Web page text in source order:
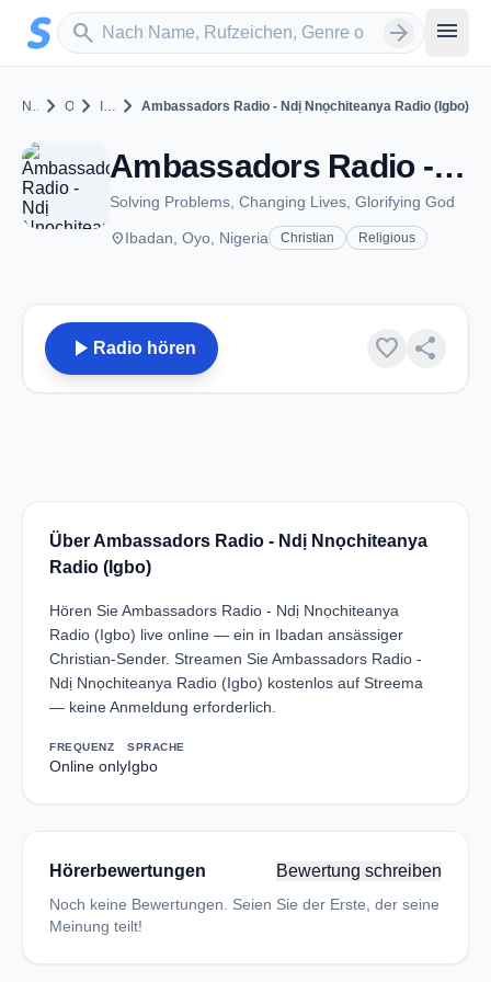
Zum Hauptinhalt springen
search
Sender suchen arrow_forward menu
Nigeriachevron_right Oyo
chevron_right Ibadan chevron_right Ambassadors Radio - Ndị Nnọchiteanya Radio (Igbo)
Ambassadors Radio - Ndị Nnọchiteanya Radio (Igbo) - Ibadan
Solving Problems, Changing Lives, Glorifying God
placeIbadan, Oyo, Nigeria Christian Religious
play_arrow Radio hören favorite share
Über Ambassadors Radio - Ndị Nnọchiteanya
Radio (Igbo)
Hören Sie Ambassadors Radio - Ndị Nnọchiteanya
Radio (Igbo) live online — ein in Ibadan ansässiger
Christian-Sender. Streamen Sie Ambassadors Radio -
Ndị Nnọchiteanya Radio (Igbo) kostenlos auf Streema
— keine Anmeldung erforderlich.
FREQUENZ
Online only
SPRACHE
Igbo
Hörerbewertungen Bewertung schreiben
Noch keine Bewertungen. Seien Sie der Erste, der seine
Meinung teilt!